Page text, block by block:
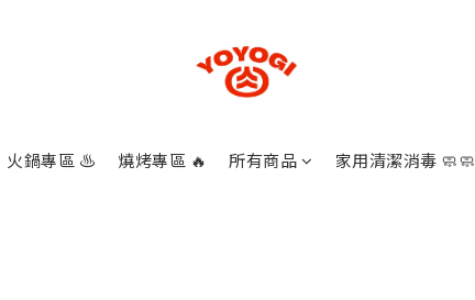
火鍋專區 ♨️ 燒烤專區 🔥 所有商品 家用清潔消毒 🧼🧼